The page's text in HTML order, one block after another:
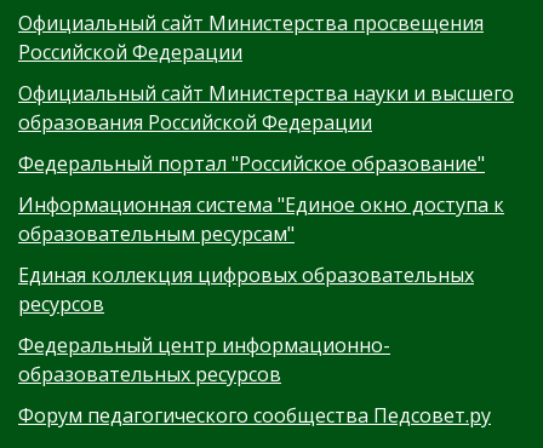
Официальный сайт Министерства просвещения
Российской Федерации
Официальный сайт Министерства науки и высшего
образования Российской Федерации
Федеральный портал "Российское образование"
Информационная система "Единое окно доступа к
образовательным ресурсам"
Единая коллекция цифровых образовательных
ресурсов
Федеральный центр информационно-
образовательных ресурсов
Форум педагогического сообщества Педсовет.ру